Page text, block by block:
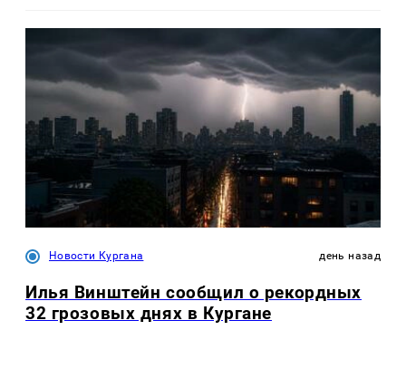
Новости Кургана день назад
Илья Винштейн сообщил о рекордных
32 грозовых днях в Кургане